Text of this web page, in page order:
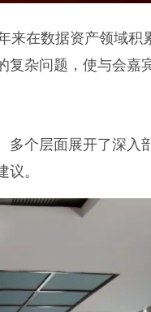
在数据资产领域积
复杂问题，使与会嘉
多个层面展开了深入
。